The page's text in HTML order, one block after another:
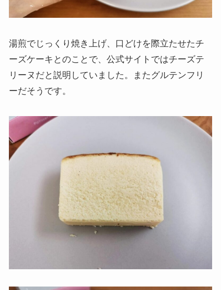
湯煎でじっくり焼き上げ、口どけを際立たせたチ
ーズケーキとのことで、公式サイトではチーズテ
リーヌだと説明していました。またグルテンフリ
ーだそうです。